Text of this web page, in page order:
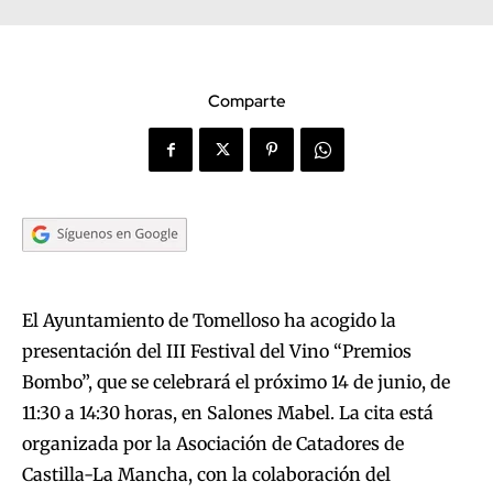
Comparte
El Ayuntamiento de Tomelloso ha acogido la
presentación del III Festival del Vino “Premios
Bombo”, que se celebrará el próximo 14 de junio, de
11:30 a 14:30 horas, en Salones Mabel. La cita está
organizada por la Asociación de Catadores de
Castilla-La Mancha, con la colaboración del